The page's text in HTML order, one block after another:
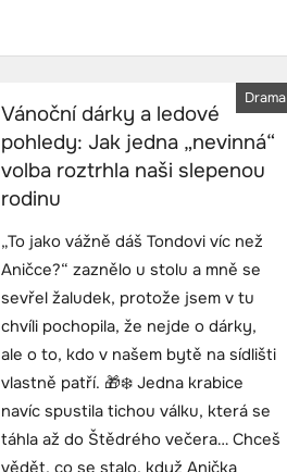
Drama
Vánoční dárky a ledové
pohledy: Jak jedna „nevinná“
volba roztrhla naši slepenou
rodinu
„To jako vážně dáš Tondovi víc než
Aničce?“ zaznělo u stolu a mně se
sevřel žaludek, protože jsem v tu
chvíli pochopila, že nejde o dárky,
ale o to, kdo v našem bytě na sídlišti
vlastně patří. 🎁❄️ Jedna krabice
navíc spustila tichou válku, která se
táhla až do Štědrého večera… Chceš